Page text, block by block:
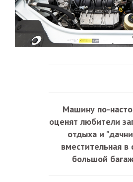
Машину по-
оценят любители
отдыха и
вместительная в
большой